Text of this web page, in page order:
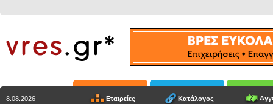
8.08.2026 Εταιρείες Κατάλογος